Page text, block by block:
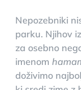
Nepozebniki
parku. Njihov
za osebno
imenom
doživimo